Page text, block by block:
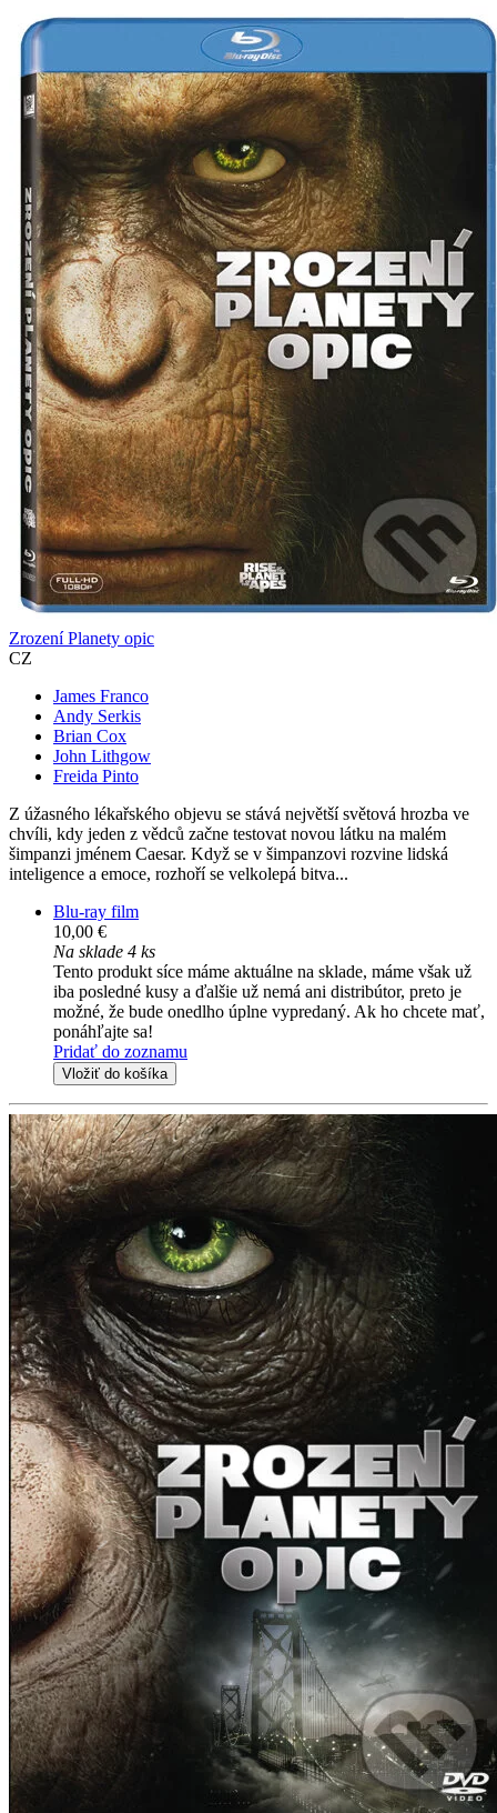
Zrození Planety opic
CZ
James Franco
Andy Serkis
Brian Cox
John Lithgow
Freida Pinto
Z úžasného lékařského objevu se stává největší světová hrozba ve
chvíli, kdy jeden z vědců začne testovat novou látku na malém
šimpanzi jménem Caesar. Když se v šimpanzovi rozvine lidská
inteligence a emoce, rozhoří se velkolepá bitva...
Blu-ray film
10,00 €
Na sklade 4 ks
Tento produkt síce máme aktuálne na sklade, máme však už
iba posledné kusy a ďalšie už nemá ani distribútor, preto je
možné, že bude onedlho úplne vypredaný. Ak ho chcete mať,
ponáhľajte sa!
Pridať do zoznamu
Vložiť do košíka